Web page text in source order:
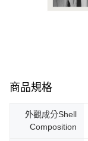
商品規格
外觀成分Shell
Composition